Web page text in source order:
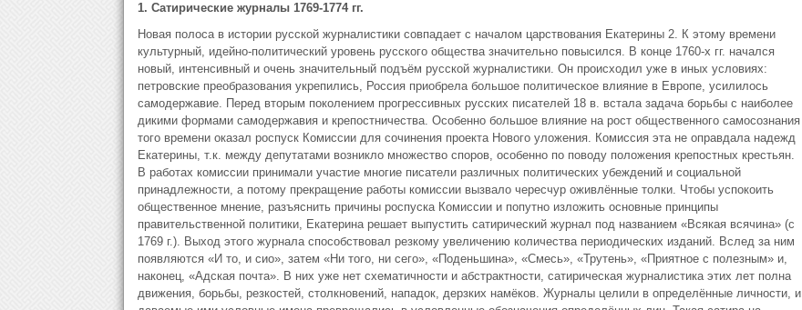
1. Сатирические журналы 1769-1774 гг.
Новая полоса в истории русской журналистики совпадает с началом царствования Екатерины 2. К этому времени
культурный, идейно-политический уровень русского общества значительно повысился. В конце 1760-х гг. начался
новый, интенсивный и очень значительный подъём русской журналистики. Он происходил уже в иных условиях:
петровские преобразования укрепились, Россия приобрела большое политическое влияние в Европе, усилилось
самодержавие. Перед вторым поколением прогрессивных русских писателей 18 в. встала задача борьбы с наиболее
дикими формами самодержавия и крепостничества. Особенно большое влияние на рост общественного самосознания
того времени оказал роспуск Комиссии для сочинения проекта Нового уложения. Комиссия эта не оправдала надежд
Екатерины, т.к. между депутатами возникло множество споров, особенно по поводу положения крепостных крестьян.
В работах комиссии принимали участие многие писатели различных политических убеждений и социальной
принадлежности, а потому прекращение работы комиссии вызвало чересчур оживлённые толки. Чтобы успокоить
общественное мнение, разъяснить причины роспуска Комиссии и попутно изложить основные принципы
правительственной политики, Екатерина решает выпустить сатирический журнал под названием «Всякая всячина» (с
1769 г.). Выход этого журнала способствовал резкому увеличению количества периодических изданий. Вслед за ним
появляются «И то, и сио», затем «Ни того, ни сего», «Поденьшина», «Смесь», «Трутень», «Приятное с полезным» и,
наконец, «Адская почта». В них уже нет схематичности и абстрактности, сатирическая журналистика этих лет полна
движения, борьбы, резкостей, столкновений, нападок, дерзких намёков. Журналы целили в определённые личности, и